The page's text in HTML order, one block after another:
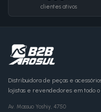
clientes ativos
Distribuidora de peças e
lojistas e revendedores em todo o
Av. Massuo Yoshiy, 4750